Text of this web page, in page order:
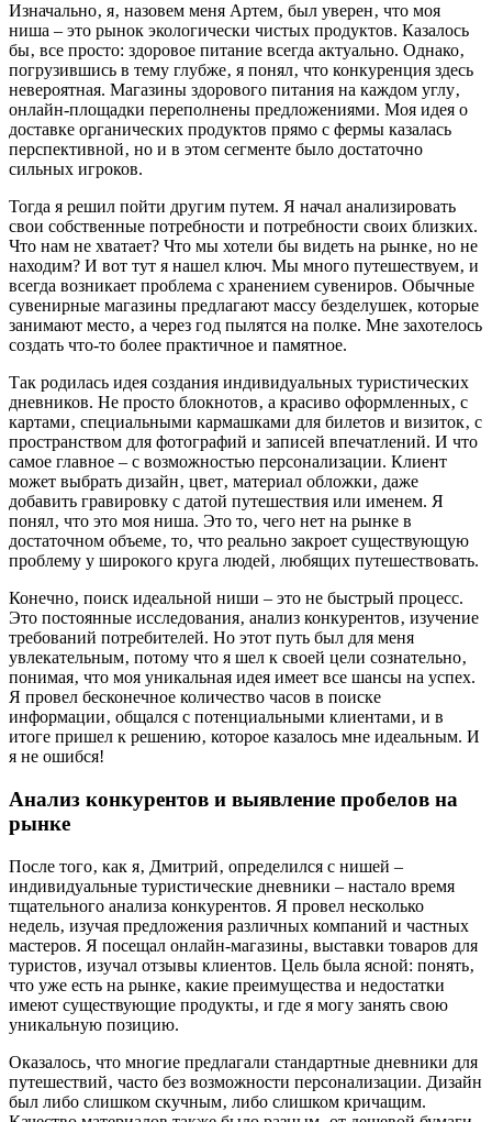
Изначально‚ я‚ назовем меня Артем‚ был уверен‚ что моя
ниша – это рынок экологически чистых продуктов. Казалось
бы‚ все просто: здоровое питание всегда актуально. Однако‚
погрузившись в тему глубже‚ я понял‚ что конкуренция здесь
невероятная. Магазины здорового питания на каждом углу‚
онлайн-площадки переполнены предложениями. Моя идея о
доставке органических продуктов прямо с фермы казалась
перспективной‚ но и в этом сегменте было достаточно
сильных игроков.
Тогда я решил пойти другим путем. Я начал анализировать
свои собственные потребности и потребности своих близких.
Что нам не хватает? Что мы хотели бы видеть на рынке‚ но не
находим? И вот тут я нашел ключ. Мы много путешествуем‚ и
всегда возникает проблема с хранением сувениров. Обычные
сувенирные магазины предлагают массу безделушек‚ которые
занимают место‚ а через год пылятся на полке. Мне захотелось
создать что-то более практичное и памятное.
Так родилась идея создания индивидуальных туристических
дневников. Не просто блокнотов‚ а красиво оформленных‚ с
картами‚ специальными кармашками для билетов и визиток‚ с
пространством для фотографий и записей впечатлений. И что
самое главное – с возможностью персонализации. Клиент
может выбрать дизайн‚ цвет‚ материал обложки‚ даже
добавить гравировку с датой путешествия или именем. Я
понял‚ что это моя ниша. Это то‚ чего нет на рынке в
достаточном объеме‚ то‚ что реально закроет существующую
проблему у широкого круга людей‚ любящих путешествовать.
Конечно‚ поиск идеальной ниши – это не быстрый процесс.
Это постоянные исследования‚ анализ конкурентов‚ изучение
требований потребителей. Но этот путь был для меня
увлекательным‚ потому что я шел к своей цели сознательно‚
понимая‚ что моя уникальная идея имеет все шансы на успех.
Я провел бесконечное количество часов в поиске
информации‚ общался с потенциальными клиентами‚ и в
итоге пришел к решению‚ которое казалось мне идеальным. И
я не ошибся!
Анализ конкурентов и выявление пробелов на
рынке
После того‚ как я‚ Дмитрий‚ определился с нишей –
индивидуальные туристические дневники – настало время
тщательного анализа конкурентов. Я провел несколько
недель‚ изучая предложения различных компаний и частных
мастеров. Я посещал онлайн-магазины‚ выставки товаров для
туристов‚ изучал отзывы клиентов. Цель была ясной: понять‚
что уже есть на рынке‚ какие преимущества и недостатки
имеют существующие продукты‚ и где я могу занять свою
уникальную позицию.
Оказалось‚ что многие предлагали стандартные дневники для
путешествий‚ часто без возможности персонализации. Дизайн
был либо слишком скучным‚ либо слишком кричащим.